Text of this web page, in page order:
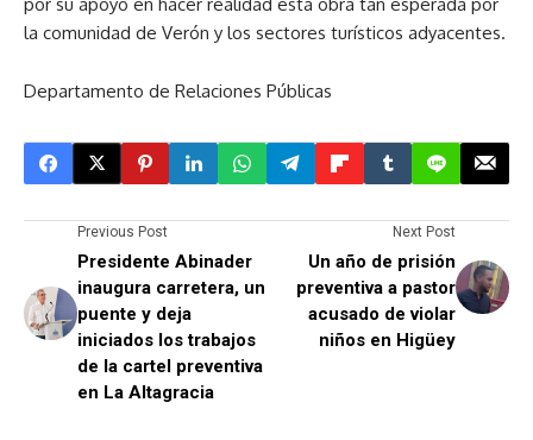
la comunidad de Verón y los sectores turísticos adyacentes.
Departamento de Relaciones Públicas
Previous Post
Presidente Abinader
inaugura carretera, un
puente y deja
iniciados los trabajos
de la cartel preventiva
en La Altagracia
Next Post
Un año de prisión
preventiva a pastor
acusado de violar
niños en Higüey